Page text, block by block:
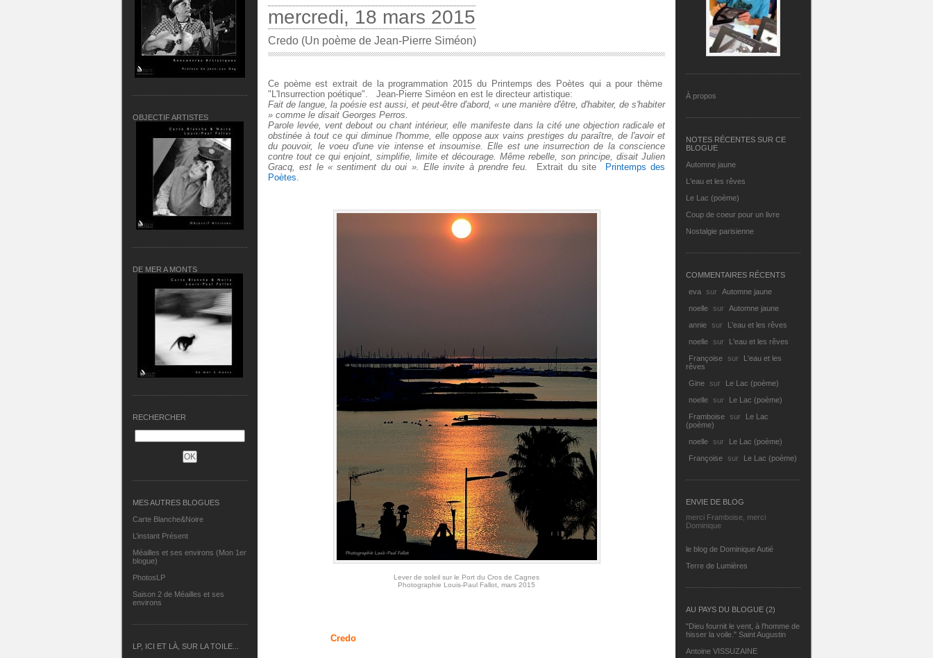
OBJECTIF ARTISTES
DE MER A MONTS
RECHERCHER
MES AUTRES BLOGUES
Carte Blanche&Noire
L’instant Présent
Méailles et ses environs (Mon 1er
blogue)
PhotosLP
Saison 2 de Méailles et ses
environs
LP, ICI ET LÀ, SUR LA TOILE...
À propos
NOTES RÉCENTES SUR CE
BLOGUE
Automne jaune
L'eau et les rêves
Le Lac (poème)
Coup de coeur pour un livre
Nostalgie parisienne
COMMENTAIRES RÉCENTS
eva sur Automne jaune
noelle sur Automne jaune
annie sur
L'eau et les rêves
noelle sur
L'eau et les rêves
Françoise sur
L'eau et les
rêves
Gine sur
Le Lac (poème)
noelle sur
Le Lac (poème)
Framboise sur
Le Lac
(poème)
noelle sur
Le Lac (poème)
Françoise sur Le Lac (poème)
ENVIE DE BLOG
merci Framboise, merci
Dominique
le blog de Dominique Autié
Terre de Lumières
AU PAYS DU BLOGUE (2)
"Dieu fournit le vent, à l'homme de
hisser la voile." Saint Augustin
Antoine VISSUZAINE
mercredi, 18 mars 2015
Credo (Un poème de Jean-Pierre Siméon)
Ce poème est extrait de la programmation 2015 du Printemps des Poètes qui a pour thème
"L'Insurrection poétique". Jean-Pierre Siméon en est le directeur artistique:
Fait de langue, la poésie est aussi, et peut-être d'abord, « une manière d'être, d'habiter, de s'habiter
» comme le disait Georges Perros.
Parole levée, vent debout ou chant intérieur, elle manifeste dans la cité une objection radicale et
obstinée à tout ce qui diminue l'homme, elle oppose aux vains prestiges du paraître, de l'avoir et
du pouvoir, le voeu d'une vie intense et insoumise. Elle est une insurrection de la conscience
contre tout ce qui enjoint, simplifie, limite et décourage. Même rebelle, son principe, disait Julien
Gracq, est le « sentiment du oui ». Elle invite à prendre feu.
Extrait du site
Printemps des
Poètes.
Lever de soleil sur le Port du Cros de Cagnes
Photographie Louis-Paul Fallot, mars 2015
Credo